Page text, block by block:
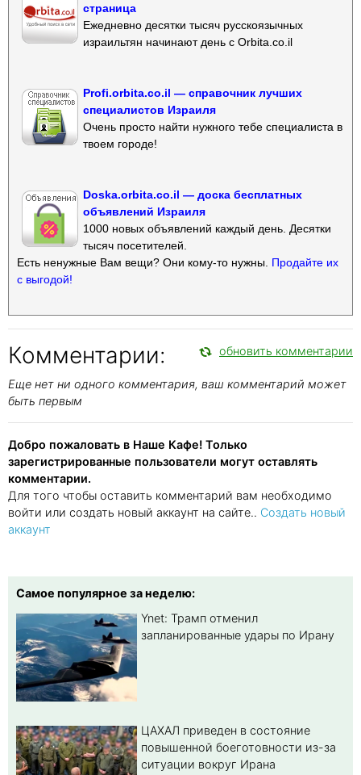
страница
Ежедневно десятки тысяч русскоязычных
израильтян начинают день с Orbita.co.il
Profi.orbita.co.il — справочник лучших
специалистов Израиля
Очень просто найти нужного тебе специалиста в
твоем городе!
Doska.orbita.co.il — доска бесплатных
объявлений Израиля
1000 новых объявлений каждый день. Десятки
тысяч посетителей.
Есть ненужные Вам вещи? Они кому-то нужны. Продайте их
с выгодой!
Комментарии: обновить комментарии
Еще нет ни одного комментария, ваш комментарий может
быть первым
Добро пожаловать в Наше Кафе! Только
зарегистрированные пользователи могут оставлять
комментарии.
Для того чтобы оставить комментарий вам необходимо
войти или создать новый аккаунт на сайте.. Создать новый
аккаунт
Самое популярное за неделю:
Ynet: Трамп отменил
запланированные удары по Ирану
ЦАХАЛ приведен в состояние
повышенной боеготовности из-за
ситуации вокруг Ирана